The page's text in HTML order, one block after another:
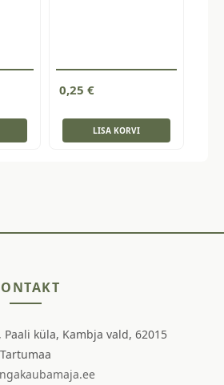
0,25 €
LISA KORVI
küla, Kambja vald, 62015
Tartumaa